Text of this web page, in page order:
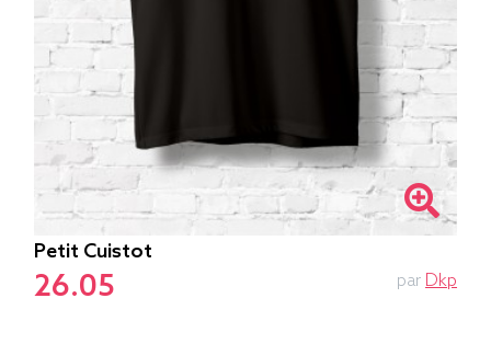
Petit Cuistot
26.05 par Dkp